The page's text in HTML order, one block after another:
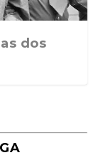
dos